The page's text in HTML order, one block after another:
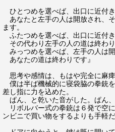
ひとつめを選べば、出口に近付き
あなたと左手の人は開放され、
ます。
ふたつめを選べば、出口に近付き
その代わり左手の人の道は終わり
みっつめを選べば、左手の人は開
あなたの道は終わりです』
思考や感情は、もはや完全に麻痺
僕は半ば機械的に寝袋脇の拳銃
差し指に力を込めた。
ぱん、と乾いた音がした。ぱん
リボルバー式の拳銃は６発で空
ンビニで買い物をするよりも手軽だ